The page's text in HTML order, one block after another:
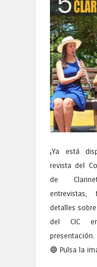
¡Ya está
revista del
de
detalles
del CIC
presentación.
🔵 Pulsa la